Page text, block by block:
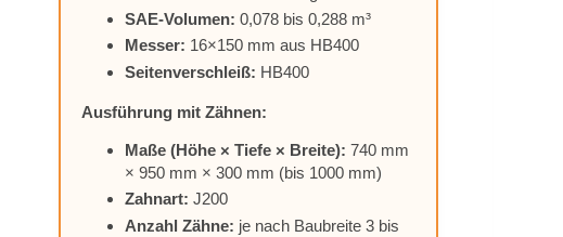
SAE-Vo­lu­men: 0,078 bis 0,288 m³
Mes­ser: 16×150 mm aus HB400
Sei­ten­ver­schleiß: HB400
Aus­füh­rung mit Zäh­nen:
Maße (Höhe × Tie­fe × Brei­te): 740 mm
× 950 mm × 300 mm (bis 1000 mm)
Zahn­art: J200
An­zahl Zäh­ne: je nach Bau­brei­te 3 bis